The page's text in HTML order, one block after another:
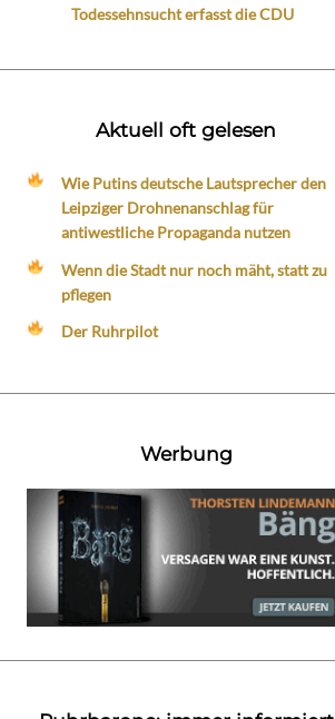
Todessehnsucht erfasst die CDU
Aktuell oft gelesen
Wie Putins deutsche Lautsprecher den
Leipziger Drohnenanschlag für
antiwestliche Propaganda nutzen
Wenn die Stadt nur noch mäht, statt zu
pflegen
Der Ruhrpilot
Werbung